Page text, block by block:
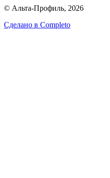
© Альта-Профиль, 2026
Сделано в Completo